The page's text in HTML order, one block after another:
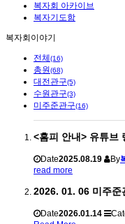
복자회 아카이브
복자기도함
복자회이야기
전체 (16)
총원(68)
대전관구(5)
수원관구(3)
미주준관구(16)
<홈피 안내> 유튜브
Date2025.08.19 By
read more
2026. 01. 06 미주준
Date2026.01.14